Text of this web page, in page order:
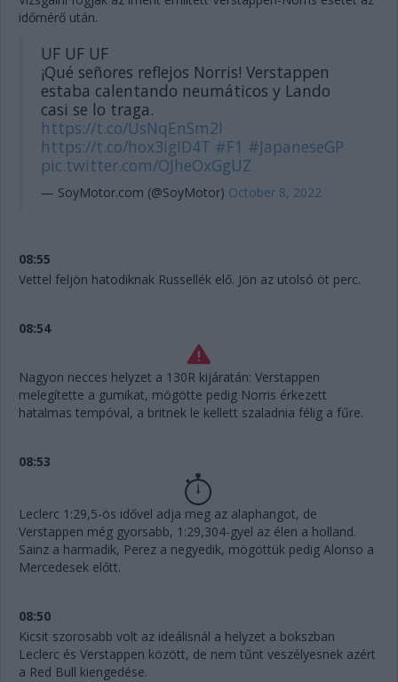
időmérő után.
UF UF UF
¡Qué señores reflejos Norris! Verstappen
estaba calentando neumáticos y Lando
casi se lo traga.
https://t.co/UsNqEnSm2l
https://t.co/hox3igID4T #F1 #JapaneseGP
pic.twitter.com/OJheOxGgUZ
— SoyMotor.com (@SoyMotor) October 8, 2022
08:55
Vettel feljön hatodiknak Russellék elő. Jön az utolsó öt perc.
08:54
Nagyon necces helyzet a 130R kijáratán: Verstappen
melegítette a gumikat, mögötte pedig Norris érkezett
hatalmas tempóval, a britnek le kellett szaladnia félig a fűre.
08:53
Leclerc 1:29,5-ös idővel adja meg az alaphangot, de
Verstappen még gyorsabb, 1:29,304-gyel az élen a holland.
Sainz a harmadik, Perez a negyedik, mögöttük pedig Alonso a
Mercedesek előtt.
08:50
Kicsit szorosabb volt az ideálisnál a helyzet a bokszban
Leclerc és Verstappen között, de nem tűnt veszélyesnek azért
a Red Bull kiengedése.